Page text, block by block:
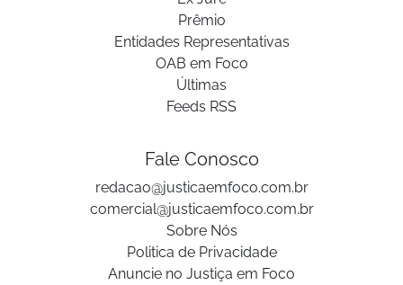
Prêmio
Entidades Representativas
OAB em Foco
Últimas
Feeds RSS
Fale Conosco
redacao@justicaemfoco.com.br
comercial@justicaemfoco.com.br
Sobre Nós
Politica de Privacidade
Anuncie no Justiça em Foco